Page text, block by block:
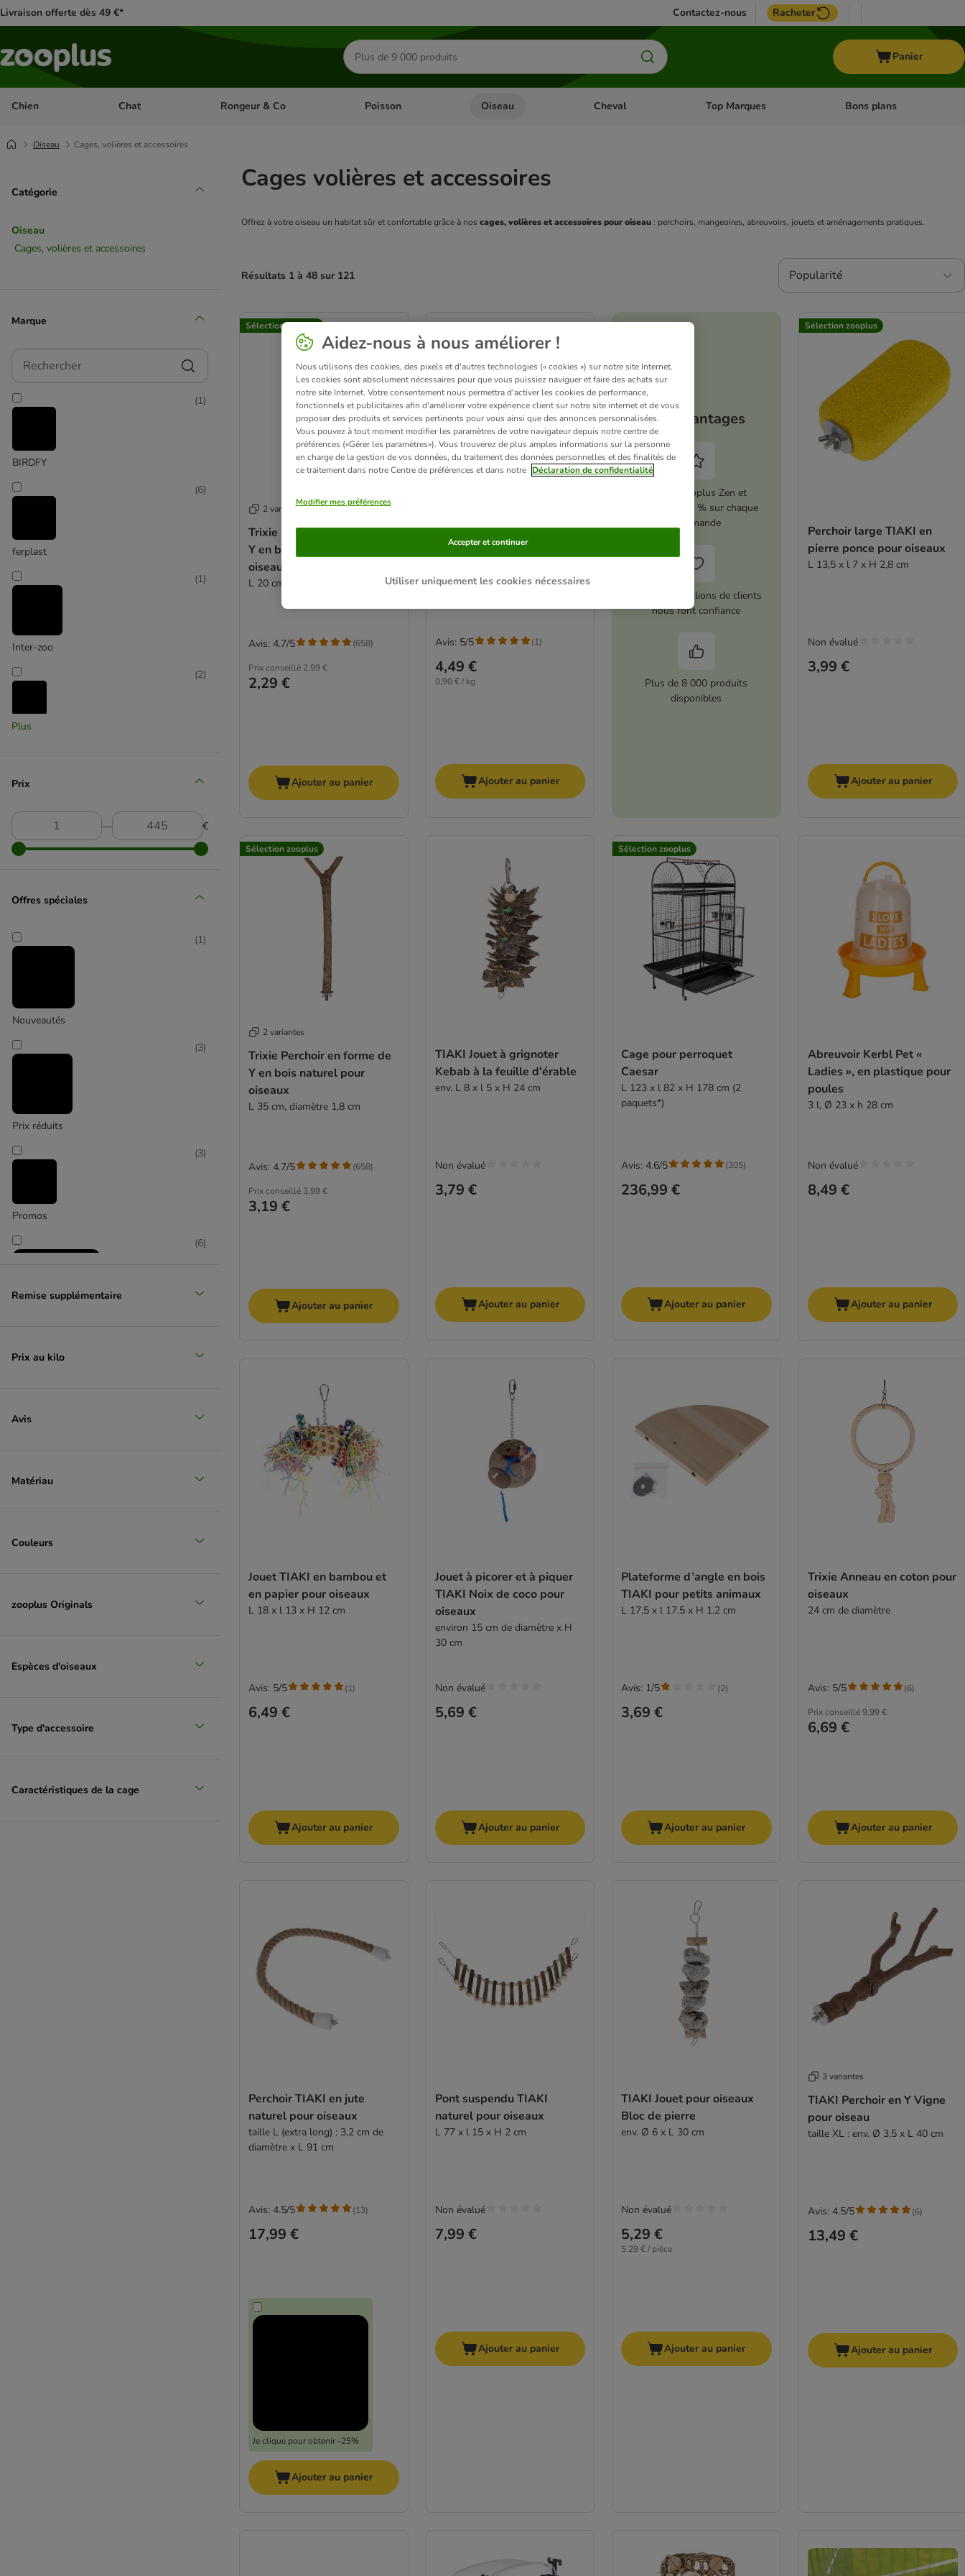
Livraison offerte dès 49 €* Contactez-nous Racheter
Rechercher
des
produits
Panier
Chien Dérouler les catégories: Chien
Chat Dérouler les catégories: Chat
Rongeur & Co Dérouler les catégories: Rongeur & Co
Poisson Dérouler les catégories: Poisson
Oiseau Dérouler les catégories: Oiseau
Cheval Dérouler les catégories: Cheval
Top Marques Dérouler les catégories: Top
Bons plans
Oiseau Cages, volières et accessoires
Catégorie
Oiseau
Cages, volières et accessoires
Marque
Rechercher
BIRDFY
(1)
ferplast
(6)
Inter-zoo
(1)
Karlie
(2)
Kerbl Hobbyfarming
3)
Plus
Prix
― €
Offres spéciales
Nouveautés
(1)
Prix réduits
(3)
Promos
(3)
(6)
Remise supplémentaire
Prix au kilo
Avis
Matériau
Couleurs
zooplus Originals
Espèces d'oiseaux
Type d'accessoire
Caractéristiques de la cage
Cages volières et accessoires
Offrez à votre oiseau un habitat sûr et confortable grâce à nos cages, volières et accessoires pour oiseau : perchoirs, mangeoires, abreuvoirs, jouets et aménagements pratiques.
Résultats 1 à 48 sur 121 Popularité
Sélection zooplus
2 variantes
Trixie Perchoir en forme de
Y en bois naturel pour
oiseaux
L 20 cm, diamètre 1,5 cm
Prix conseillé 2,99 €
2,29 €
Avis: 4.7/5 (658)
Ajouter au panier
Sable coquillier pour
oiseaux Prestige Kristal
4,49 €
0,90 € / kg
Avis: 5/5 (1)
Ajouter au panier
Vos avantages
Activez zooplus Zen et
économisez 5 % sur chaque
commande
Plus de 10 millions de clients
nous font confiance
Plus de 8 000 produits
disponibles
Sélection zooplus
Perchoir large TIAKI en
pierre ponce pour oiseaux
L 13,5 x l 7 x H 2,8 cm
3,99 €
Non évalué
Ajouter au panier
Sélection zooplus
2 variantes
Trixie Perchoir en forme de
Y en bois naturel pour
oiseaux
L 35 cm, diamètre 1,8 cm
Prix conseillé 3,99 €
3,19 €
Avis: 4.7/5 (658)
Ajouter au panier
TIAKI Jouet à grignoter
Kebab à la feuille d'érable
env. L 8 x l 5 x H 24 cm
3,79 €
Non évalué
Ajouter au panier
Sélection zooplus
Cage pour perroquet
Caesar
L 123 x l 82 x H 178 cm (2
paquets*)
236,99 €
Avis: 4.6/5 (305)
Ajouter au panier
Abreuvoir Kerbl Pet «
Ladies », en plastique pour
poules
3 l, Ø 23 x h 28 cm
8,49 €
Non évalué
Ajouter au panier
Jouet TIAKI en bambou et
en papier pour oiseaux
L 18 x l 13 x H 12 cm
6,49 €
Avis: 5/5 (1)
Ajouter au panier
Jouet à picorer et à piquer
TIAKI Noix de coco pour
oiseaux
environ 15 cm de diamètre x H
30 cm
5,69 €
Non évalué
Ajouter au panier
Plateforme d’angle en bois
TIAKI pour petits animaux
L 17,5 x l 17,5 x H 1,2 cm
3,69 €
Avis: 1/5 (2)
Ajouter au panier
Trixie Anneau en coton pour
oiseaux
24 cm de diamètre
Prix conseillé 9,99 €
6,69 €
Avis: 5/5 (6)
Ajouter au panier
Perchoir TIAKI en jute
naturel pour oiseaux
taille L (extra long) : 3,2 cm de
diamètre x L 91 cm
17,99 €
Je clique pour obtenir -25%
Avis: 4.5/5 (13)
Ajouter au panier
Pont suspendu TIAKI
naturel pour oiseaux
L 77 x l 15 x H 2 cm
7,99 €
Non évalué
Ajouter au panier
TIAKI Jouet pour oiseaux
Bloc de pierre
env. Ø 6 x L 30 cm
5,29 €
5,29 € / pièce
Non évalué
Ajouter au panier
3 variantes
TIAKI Perchoir en Y Vigne
pour oiseau
taille XL : env. Ø 3,5 x L 40 cm
13,49 €
Avis: 4.5/5 (6)
Ajouter au panier
Aidez-nous à nous améliorer !
Nous utilisons des cookies, des pixels et d'autres technologies (« cookies ») sur notre site Internet.
Les cookies sont absolument nécessaires pour que vous puissiez naviguer et faire des achats sur
notre site Internet. Votre consentement nous permettra d'activer les cookies de performance,
fonctionnels et publicitaires afin d'améliorer votre expérience client sur notre site internet et de vous
proposer des produits et services pertinents pour vous ainsi que des annonces personnalisées.
Vous pouvez à tout moment modifier les paramètres de votre navigateur depuis notre centre de
préférences («Gérer les paramètres»). Vous trouverez de plus amples informations sur la personne
en charge de la gestion de vos données, du traitement des données personnelles et des finalités de
ce traitement dans notre Centre de préférences et dans notre Déclaration de confidentialité
Modifier mes préférences
Utiliser uniquement les cookies nécessaires
Accepter et continuer